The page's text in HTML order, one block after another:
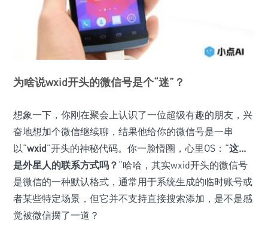
为啥说wxid开头的微信号是个“迷”？
想象一下，你刚在聚会上认识了一位超级有趣的朋友，兴
奋地想加个微信继续聊，结果他给你的微信号是一串
以“wxid”开头的神秘代码。你一脸懵圈，心里OS：“这...
是外星人的联系方式吗？ ”哈哈，其实wxid开头的微信号
是微信的一种默认格式，通常用于系统生成的临时账号或
者某些特定场景，但它并不支持直接搜索添加，是不是感
觉被微信摆了一道？